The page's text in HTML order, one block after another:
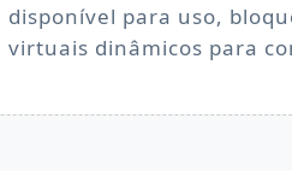
disponível para uso,
virtuais dinâmicos para